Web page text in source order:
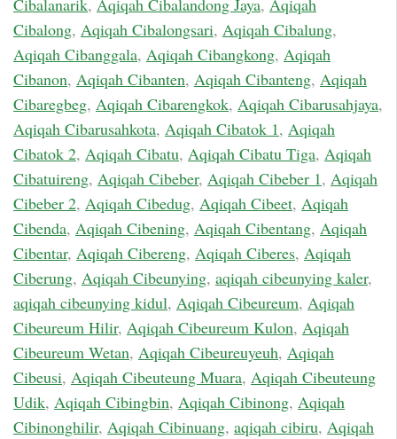
Cibalanarik, Aqiqah Cibalandong Jaya, Aqiqah
Cibalong, Aqiqah Cibalongsari, Aqiqah Cibalung,
Aqiqah Cibanggala, Aqiqah Cibangkong, Aqiqah
Cibanon, Aqiqah Cibanten, Aqiqah Cibanteng, Aqiqah
Cibaregbeg, Aqiqah Cibarengkok, Aqiqah Cibarusahjaya,
Aqiqah Cibarusahkota, Aqiqah Cibatok 1, Aqiqah
Cibatok 2, Aqiqah Cibatu, Aqiqah Cibatu Tiga, Aqiqah
Cibatuireng, Aqiqah Cibeber, Aqiqah Cibeber 1, Aqiqah
Cibeber 2, Aqiqah Cibedug, Aqiqah Cibeet, Aqiqah
Cibenda, Aqiqah Cibening, Aqiqah Cibentang, Aqiqah
Cibentar, Aqiqah Cibereng, Aqiqah Ciberes, Aqiqah
Ciberung, Aqiqah Cibeunying, aqiqah cibeunying kaler,
aqiqah cibeunying kidul, Aqiqah Cibeureum, Aqiqah
Cibeureum Hilir, Aqiqah Cibeureum Kulon, Aqiqah
Cibeureum Wetan, Aqiqah Cibeureuyeuh, Aqiqah
Cibeusi, Aqiqah Cibeuteung Muara, Aqiqah Cibeuteung
Udik, Aqiqah Cibingbin, Aqiqah Cibinong, Aqiqah
Cibinonghilir, Aqiqah Cibinuang, aqiqah cibiru, Aqiqah